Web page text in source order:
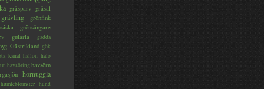
gråsparv gråsäl
grävling
grönfink
grönsångare
gulärla gädda
Gästrikland gök
kanal hallon halo
havsöring havsörn
hornuggla
humleblomster hund